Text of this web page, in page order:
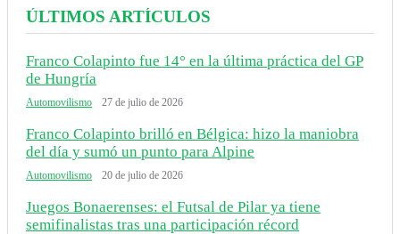
ÚLTIMOS ARTÍCULOS
Franco Colapinto fue 14° en la última práctica del GP
de Hungría
Automovilismo 27 de julio de 2026
Franco Colapinto brilló en Bélgica: hizo la maniobra
del día y sumó un punto para Alpine
Automovilismo 20 de julio de 2026
Juegos Bonaerenses: el Futsal de Pilar ya tiene
semifinalistas tras una participación récord